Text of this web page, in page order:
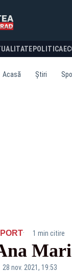
POLITICA
Acasă Știri
· 1 min citire
28 nov. 2021, 19:53